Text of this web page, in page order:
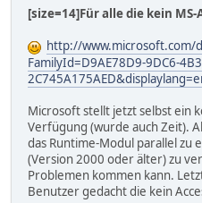
[size=14]Für alle die kein
http://www.microsoft.com/
FamilyId=D9AE78D9-9DC6-
Microsoft stellt jetzt selbst ein
Verfügung (wurde auch Zeit).
das Runtime-Modul parallel zu
(Version 2000 oder älter) zu
Problemen kommen kann.
Benutzer gedacht die kein